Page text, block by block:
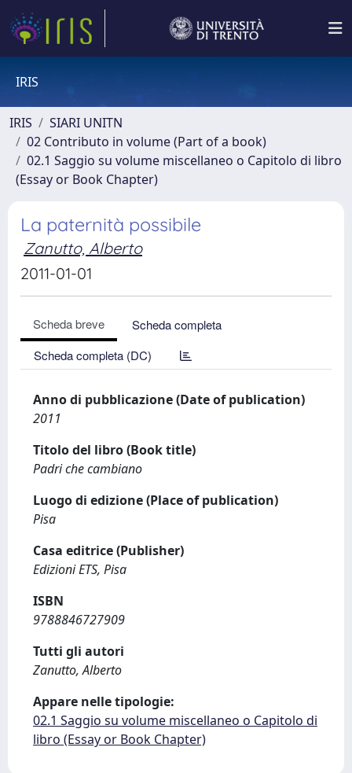
IRIS
IRIS
SIARI UNITN
02 Contributo in volume (Part of a book)
02.1 Saggio su volume miscellaneo o Capitolo di libro
(Essay or Book Chapter)
La paternità possibile
Zanutto, Alberto
2011-01-01
Scheda breve
Scheda completa
Scheda completa (DC)
Anno di pubblicazione (Date of publication)
2011
Titolo del libro (Book title)
Padri che cambiano
Luogo di edizione (Place of publication)
Pisa
Casa editrice (Publisher)
Edizioni ETS, Pisa
ISBN
9788846727909
Tutti gli autori
Zanutto, Alberto
Appare nelle tipologie:
02.1 Saggio su volume miscellaneo o Capitolo di
libro (Essay or Book Chapter)